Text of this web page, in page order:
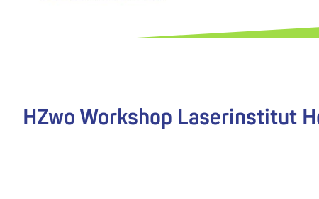
HZwo Workshop Laserinstitut